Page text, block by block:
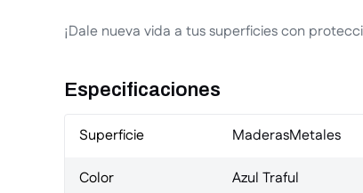
¡Dale nueva vida a tus superficies con
Especificaciones
Superficie MaderasMetales
Color Azul Traful